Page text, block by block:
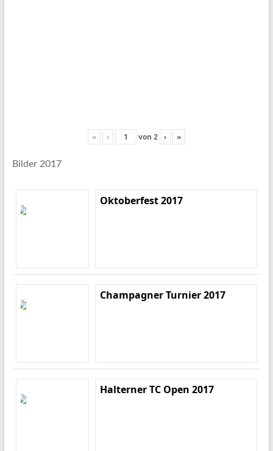
« ‹ von 2 › »
Bilder 2017
Oktoberfest 2017
Champagner Turnier 2017
Halterner TC Open 2017